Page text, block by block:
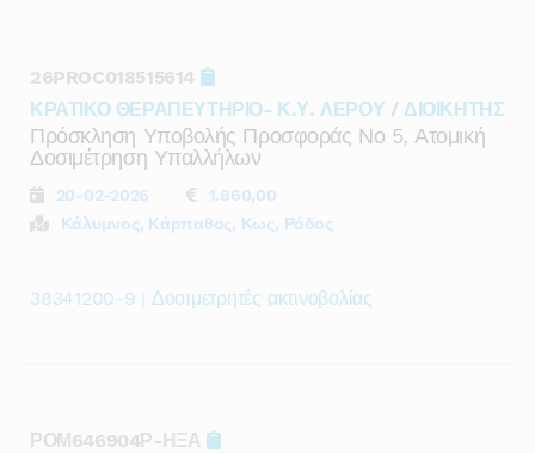
26PROC018515614
ΚΡΑΤΙΚΟ ΘΕΡΑΠΕΥΤΗΡΙΟ- Κ.Υ. ΛΕΡΟΥ / ΔΙΟΙΚΗΤΗΣ
Πρόσκληση Υποβολής Προσφοράς Νο 5, Ατομική
Δοσιμέτρηση Υπαλλήλων
20-02-2026
1.860,00
Κάλυμνος, Κάρπαθος, Κως, Ρόδος
38341200-9 | Δοσιμετρητές ακτινοβολίας
ΡΟΜ646904Ρ-ΗΞΑ